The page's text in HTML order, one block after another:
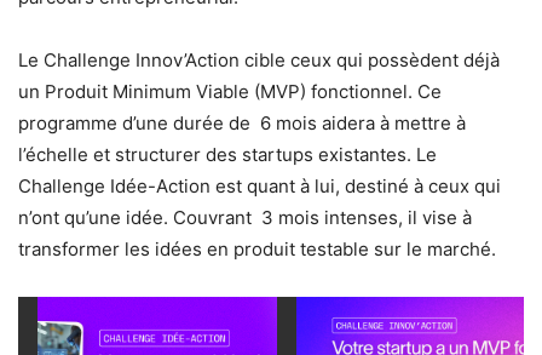
Le Challenge Innov’Action cible ceux qui possèdent déjà
un Produit Minimum Viable (MVP) fonctionnel. Ce
programme d’une durée de 6 mois aidera à mettre à
l’échelle et structurer des startups existantes. Le
Challenge Idée-Action est quant à lui, destiné à ceux qui
n’ont qu’une idée. Couvrant 3 mois intenses, il vise à
transformer les idées en produit testable sur le marché.